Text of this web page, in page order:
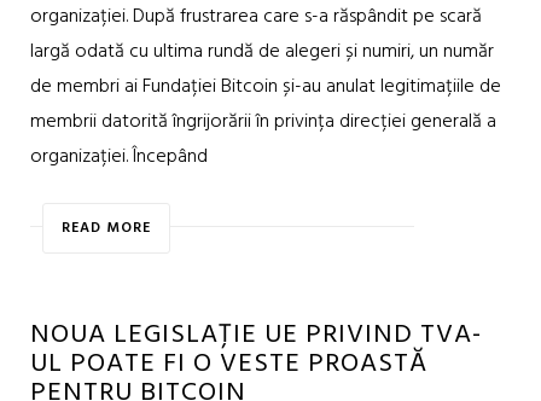
organizației. După frustrarea care s-a răspândit pe scară
largă odată cu ultima rundă de alegeri și numiri, un număr
de membri ai Fundației Bitcoin și-au anulat legitimațiile de
membrii datorită îngrijorării în privința direcției generală a
organizației. Începând
READ MORE
NOUA LEGISLAȚIE UE PRIVIND TVA-
UL POATE FI O VESTE PROASTĂ